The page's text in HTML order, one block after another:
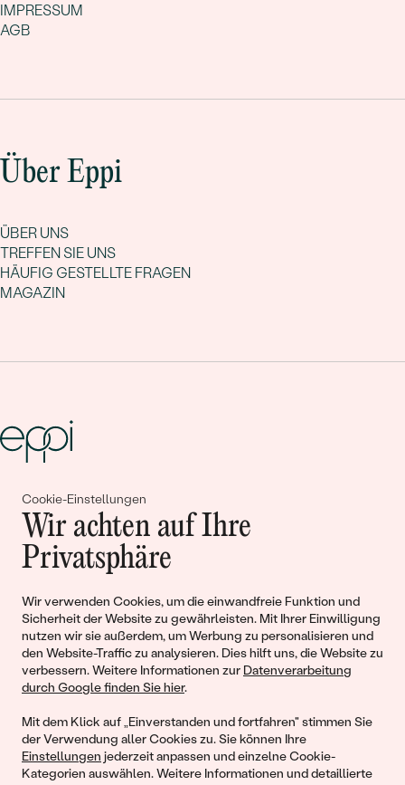
Cookie-Einstellungen
Wir achten auf Ihre
Privatsphäre
Wir verwenden Cookies, um die einwandfreie Funktion und
Sicherheit der Website zu gewährleisten. Mit Ihrer Einwilligung
nutzen wir sie außerdem, um Werbung zu personalisieren und
den Website-Traffic zu analysieren. Dies hilft uns, die Website zu
verbessern. Weitere Informationen zur Datenverarbeitung
durch Google finden Sie hier.
Mit dem Klick auf „Einverstanden und fortfahren" stimmen Sie
der Verwendung aller Cookies zu. Sie können Ihre
Einstellungen jederzeit anpassen und einzelne Cookie-
Kategorien auswählen. Weitere Informationen und detaillierte
IMPRESSUM
AGB
Über Eppi
ÜBER UNS
TREFFEN SIE UNS
HÄUFIG GESTELLTE FRAGEN
MAGAZIN
Gemeinsam erschaffen wir
Geschichten von Schönheit und
Liebe
Begleiten Sie uns!